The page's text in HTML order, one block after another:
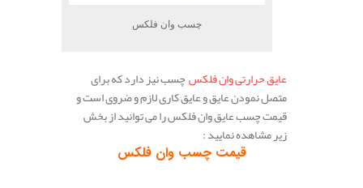
چسب وان فلکس
عایق حرارتی وان فلکسچسب نیز دارد که برای
متصل نمودن عایق و عایق کاری لازم و ضروی است و
قیمت چسب عایق وان فلکس را می توانید از بخش
زیر مشاهده نمایید :
قیمت چسب وان فلکس